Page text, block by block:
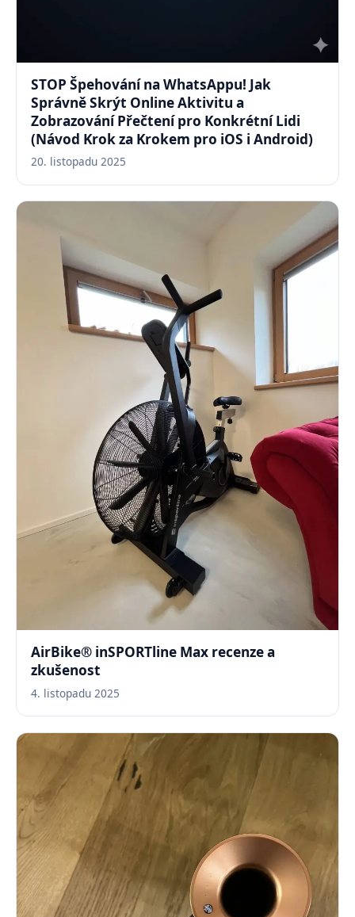
STOP Špehování na WhatsAppu! Jak
Správně Skrýt Online Aktivitu a
Zobrazování Přečtení pro Konkrétní Lidi
(Návod Krok za Krokem pro iOS i Android)
20. listopadu 2025
AirBike® inSPORTline Max recenze a
zkušenost
4. listopadu 2025